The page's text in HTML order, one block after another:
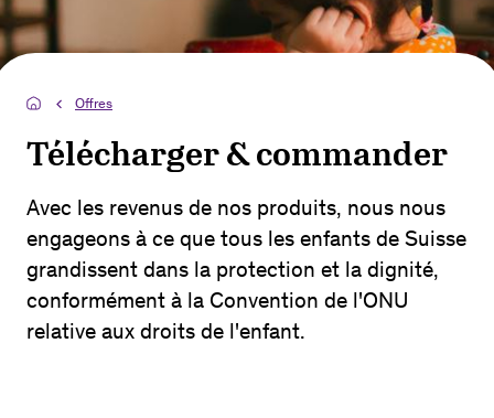
Offres
Télécharger & commander
Avec les revenus de nos produits, nous nous
engageons à ce que tous les enfants de Suisse
grandissent dans la protection et la dignité,
conformément à la Convention de l'ONU
relative aux droits de l'enfant.